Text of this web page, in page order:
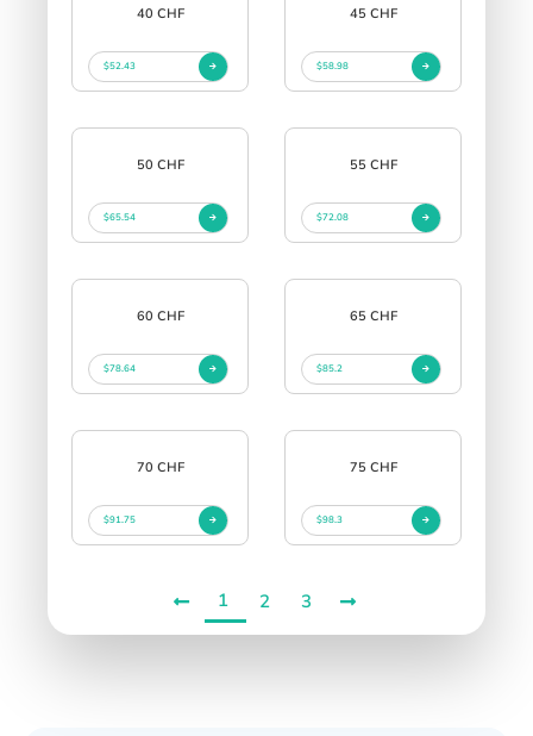
40 CHF
$52.43
45 CHF
$58.98
50 CHF
$65.54
55 CHF
$72.08
60 CHF
$78.64
65 CHF
$85.2
70 CHF
$91.75
75 CHF
$98.3
1 2 3